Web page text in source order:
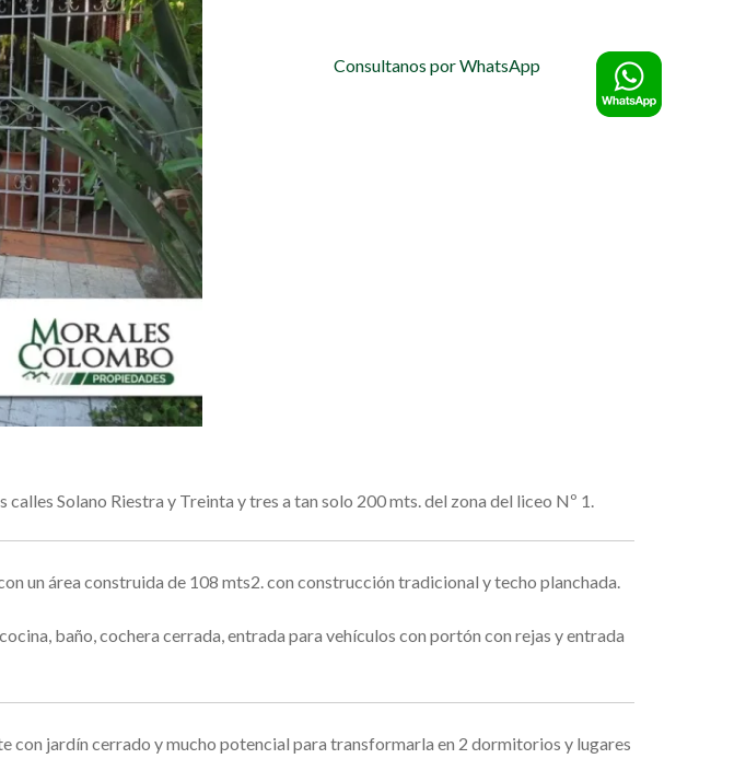
Consultanos por WhatsApp
Solano Riestra y Treinta y tres a tan solo 200 mts. del zona del liceo Nº 1.
un área construida de 108 mts2. con construcción tradicional y techo planchada.
baño, cochera cerrada, entrada para vehículos con portón con rejas y entrada
con jardín cerrado y mucho potencial para transformarla en 2 dormitorios y lugares